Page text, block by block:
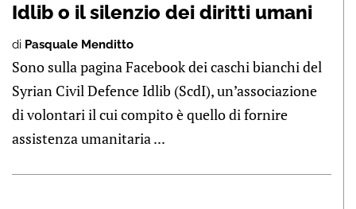
Idlib o il silenzio dei diritti umani
di Pasquale Menditto
Sono sulla pagina Facebook dei caschi bianchi del
Syrian Civil Defence Idlib (ScdI), un’associazione
di volontari il cui compito è quello di fornire
assistenza umanitaria ...